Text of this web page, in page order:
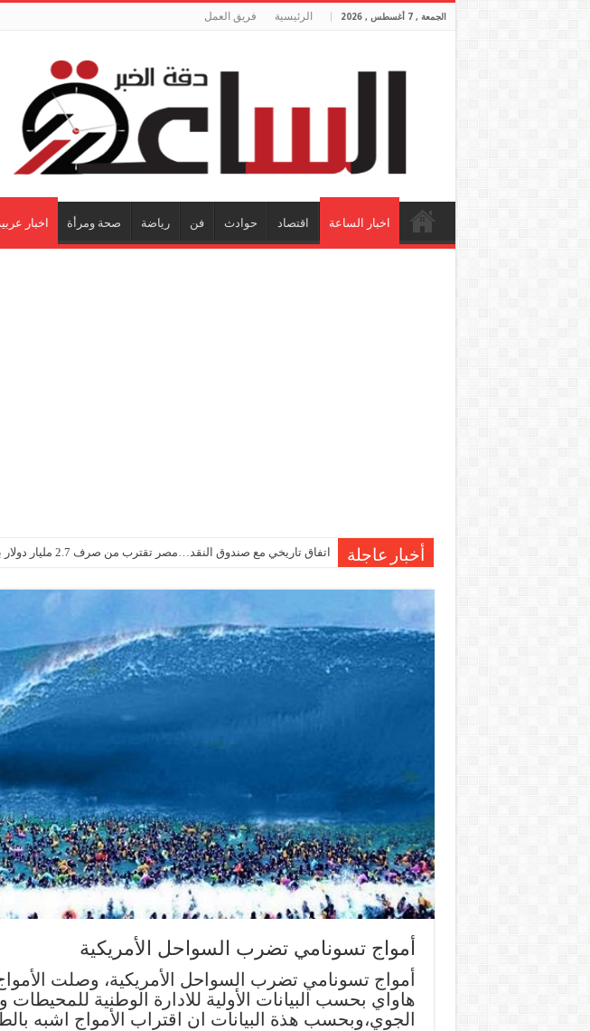
الجمعة , 7 أغسطس , 2026 الرئيسية فريق العمل
اخبار الساعة اقتصاد حوادث فن رياضة صحة ومرأة اخبار
أخبار عاجلة اتفاق تاريخي مع صندوق النقد…مصر تقترب من صرف 2.7 مليار دولار بعد إتمام المراجعتين
أمواج تسونامي تضرب السواحل الأمريكية
أمواج تسونامي تضرب السواحل الأمريكية، وصلت
هاواي بحسب البيانات الأولية للادارة الوطنية للمحيطات
الجوي،وبحسب هذة البيانات ان اقتراب الأمواج اشبه